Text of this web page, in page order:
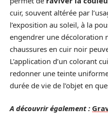
cuir, souvent altérée par
l’exposition au soleil, à la
engendrer une décoloration
chaussures en cuir noir
L’application d’un colorant
redonner une teinte
durée de vie de l’objet en
A découvrir également :